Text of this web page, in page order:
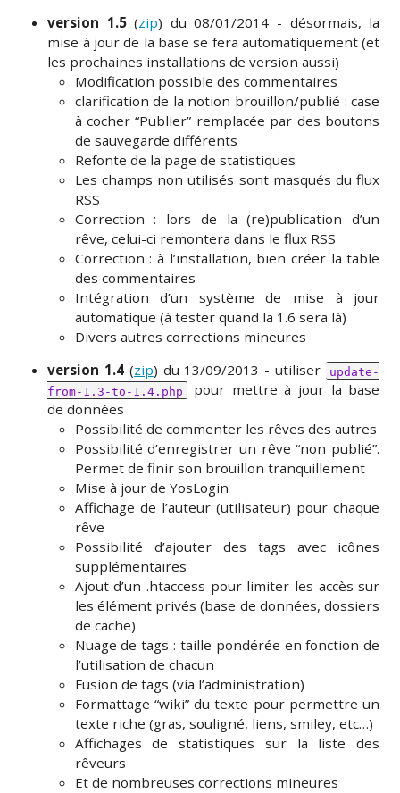
version 1.5(zip) du 08/01/2014 - désormais, la
mise à jour de la base se fera automatiquement (et
les prochaines installations de version aussi)
Modification possible des commentaires
clarification de la notion brouillon/publié : case
à cocher “Publier” remplacée par des boutons
de sauvegarde différents
Refonte de la page de statistiques
Les champs non utilisés sont masqués du flux
RSS
Correction : lors de la (re)publication d’un
rêve, celui-ci remontera dans le flux RSS
Correction : à l’installation, bien créer la table
des commentaires
Intégration d’un système de mise à jour
automatique (à tester quand la 1.6 sera là)
Divers autres corrections mineures
version 1.4(zip) du 13/09/2013 - utiliser
update-
from-1.3-to-1.4.php pour mettre à jour la base
de données
Possibilité de commenter les rêves des autres
Possibilité d’enregistrer un rêve “non publié”.
Permet de finir son brouillon tranquillement
Mise à jour de YosLogin
Affichage de l’auteur (utilisateur) pour chaque
rêve
Possibilité d’ajouter des tags avec icônes
supplémentaires
Ajout d’un .htaccess pour limiter les accès sur
les élément privés (base de données, dossiers
de cache)
Nuage de tags : taille pondérée en fonction de
l’utilisation de chacun
Fusion de tags (via l’administration)
Formattage “wiki” du texte pour permettre un
texte riche (gras, souligné, liens, smiley, etc…)
Affichages de statistiques sur la liste des
rêveurs
Et de nombreuses corrections mineures